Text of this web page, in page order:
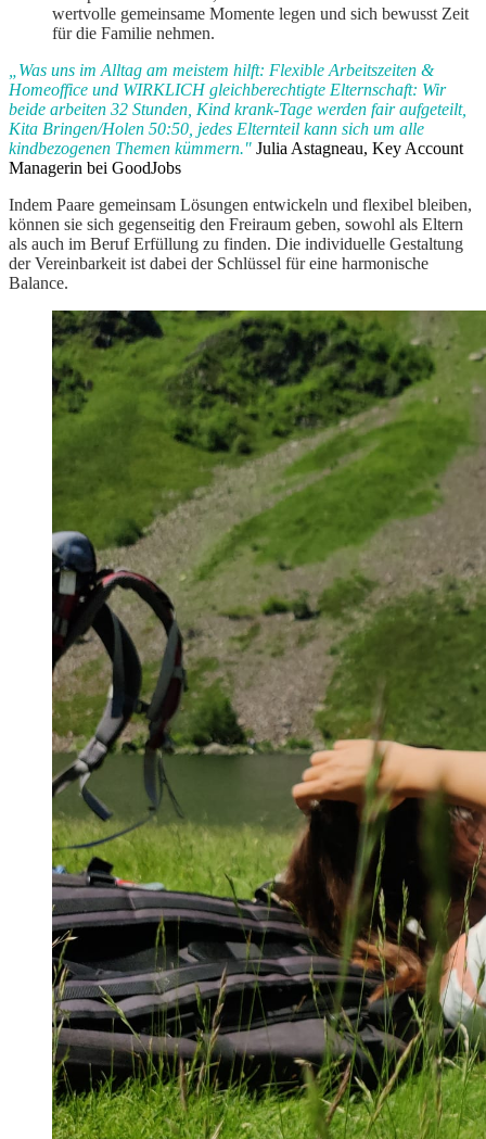
wertvolle gemeinsame Momente legen und sich bewusst Zeit
für die Familie nehmen.
„Was uns im Alltag am meistem hilft: Flexible Arbeitszeiten &
Homeoffice und WIRKLICH gleichberechtigte Elternschaft: Wir
beide arbeiten 32 Stunden, Kind krank-Tage werden fair aufgeteilt,
Kita Bringen/Holen 50:50, jedes Elternteil kann sich um alle
kindbezogenen Themen kümmern." Julia Astagneau, Key Account
Managerin bei GoodJobs
Indem Paare gemeinsam Lösungen entwickeln und flexibel bleiben,
können sie sich gegenseitig den Freiraum geben, sowohl als Eltern
als auch im Beruf Erfüllung zu finden. Die individuelle Gestaltung
der Vereinbarkeit ist dabei der Schlüssel für eine harmonische
Balance.